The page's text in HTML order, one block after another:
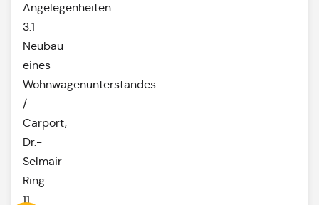
Angelegenheiten
3.1
Neubau
eines
Wohnwagenunterstandes
/
Carport,
Dr.-
Selmair-
Ring
11